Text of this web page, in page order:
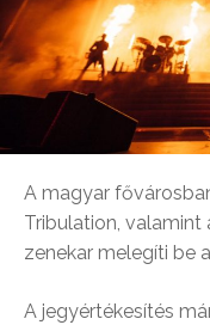
A magyar
Tribulation, valamint
zenekar melegíti be
A jegyértékesítés